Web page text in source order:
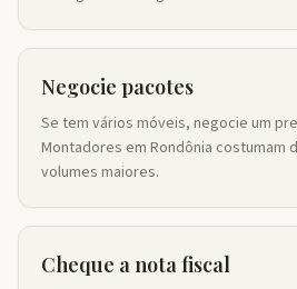
Negocie pacotes
Se tem vários móveis, negocie um
Montadores em Rondônia costumam
volumes maiores.
Cheque a nota fiscal